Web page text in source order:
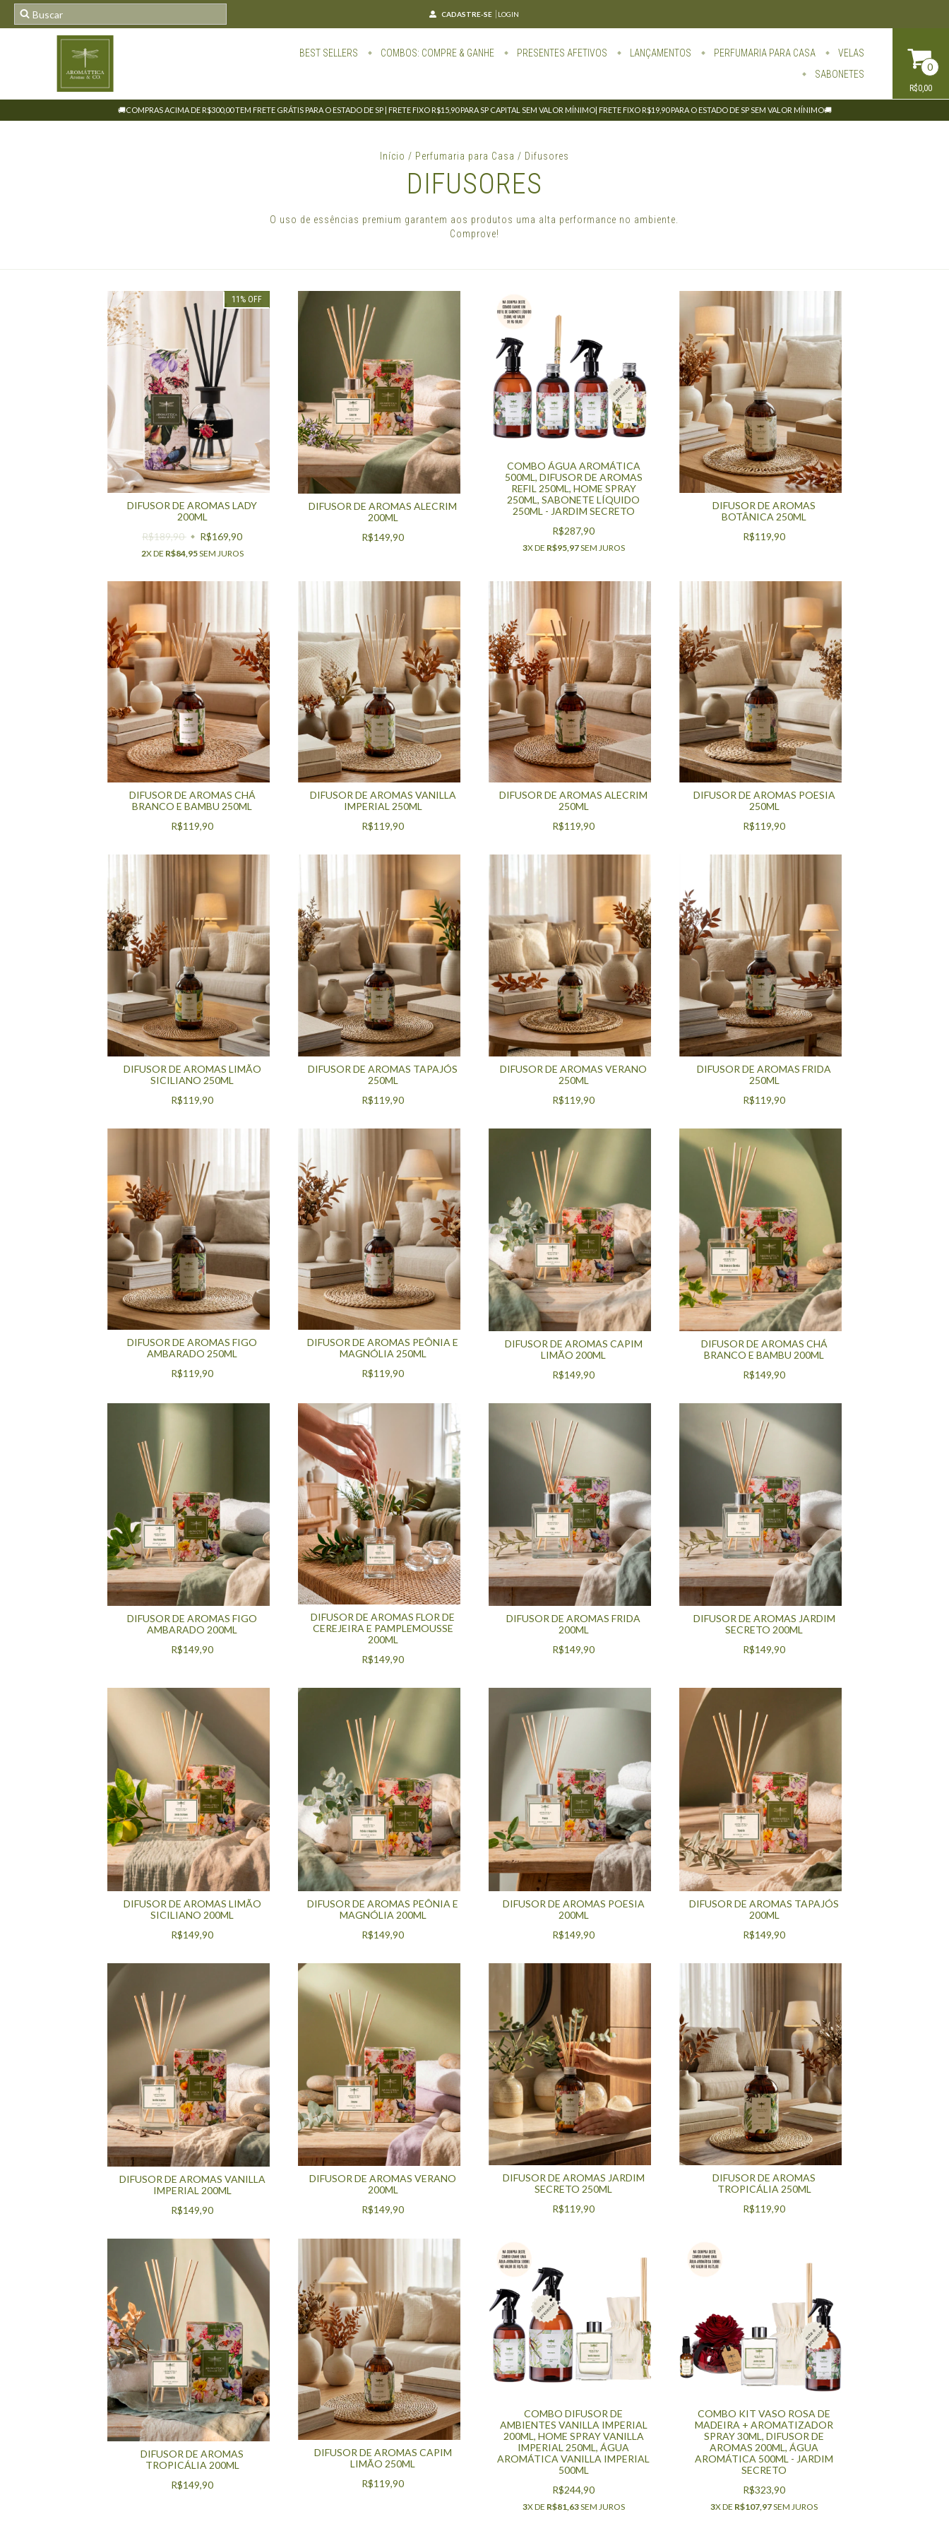
CADASTRE-SE LOGIN
BEST SELLERS COMBOS: COMPRE & GANHE PRESENTES AFETIVOS LANÇAMENTOS PERFUMARIA PARA CASA
VELAS
SABONETES
0
R$0,00
🚚COMPRAS ACIMA DE R$300,00 TEM FRETE GRÁTIS PARA O ESTADO DE SP | FRETE FIXO R$15,90 PARA SP CAPITAL SEM VALOR MÍNIMO| FRETE FIXO R$19,90 PARA O ESTADO DE SP SEM VALOR MÍNIMO🚚
Início / Perfumaria para Casa / Difusores
DIFUSORES
O uso de essências premium garantem aos produtos uma alta performance no ambiente.
Comprove!
11 % OFF
DIFUSOR DE AROMAS LADY
200ML
R$189,90
R$169,90
2X DE R$84,95SEM JUROS
DIFUSOR DE AROMAS ALECRIM
200ML
R$149,90
COMBO ÁGUA AROMÁTICA
500ML, DIFUSOR DE AROMAS
REFIL 250ML, HOME SPRAY
250ML, SABONETE LÍQUIDO
250ML - JARDIM SECRETO
R$287,90
3X DE R$95,97SEM JUROS
DIFUSOR DE AROMAS
BOTÂNICA 250ML
R$119,90
DIFUSOR DE AROMAS CHÁ
BRANCO E BAMBU 250ML
R$119,90
DIFUSOR DE AROMAS VANILLA
IMPERIAL 250ML
R$119,90
DIFUSOR DE AROMAS ALECRIM
250ML
R$119,90
DIFUSOR DE AROMAS POESIA
250ML
R$119,90
DIFUSOR DE AROMAS LIMÃO
SICILIANO 250ML
R$119,90
DIFUSOR DE AROMAS TAPAJÓS
250ML
R$119,90
DIFUSOR DE AROMAS VERANO
250ML
R$119,90
DIFUSOR DE AROMAS FRIDA
250ML
R$119,90
DIFUSOR DE AROMAS FIGO
AMBARADO 250ML
R$119,90
DIFUSOR DE AROMAS PEÔNIA E
MAGNÓLIA 250ML
R$119,90
DIFUSOR DE AROMAS CAPIM
LIMÃO 200ML
R$149,90
DIFUSOR DE AROMAS CHÁ
BRANCO E BAMBU 200ML
R$149,90
DIFUSOR DE AROMAS FIGO
AMBARADO 200ML
R$149,90
DIFUSOR DE AROMAS FLOR DE
CEREJEIRA E PAMPLEMOUSSE
200ML
R$149,90
DIFUSOR DE AROMAS FRIDA
200ML
R$149,90
DIFUSOR DE AROMAS JARDIM
SECRETO 200ML
R$149,90
DIFUSOR DE AROMAS LIMÃO
SICILIANO 200ML
R$149,90
DIFUSOR DE AROMAS PEÔNIA E
MAGNÓLIA 200ML
R$149,90
DIFUSOR DE AROMAS POESIA
200ML
R$149,90
DIFUSOR DE AROMAS TAPAJÓS
200ML
R$149,90
DIFUSOR DE AROMAS VANILLA
IMPERIAL 200ML
R$149,90
DIFUSOR DE AROMAS VERANO
200ML
R$149,90
DIFUSOR DE AROMAS JARDIM
SECRETO 250ML
R$119,90
DIFUSOR DE AROMAS
TROPICÁLIA 250ML
R$119,90
DIFUSOR DE AROMAS
TROPICÁLIA 200ML
R$149,90
DIFUSOR DE AROMAS CAPIM
LIMÃO 250ML
R$119,90
COMBO DIFUSOR DE
AMBIENTES VANILLA IMPERIAL
200ML, HOME SPRAY VANILLA
IMPERIAL 250ML, ÁGUA
AROMÁTICA VANILLA IMPERIAL
500ML
R$244,90
3X DE R$81,63SEM JUROS
COMBO KIT VASO ROSA DE
MADEIRA + AROMATIZADOR
SPRAY 30ML, DIFUSOR DE
AROMAS 200ML, ÁGUA
AROMÁTICA 500ML - JARDIM
SECRETO
R$323,90
3X DE R$107,97SEM JUROS